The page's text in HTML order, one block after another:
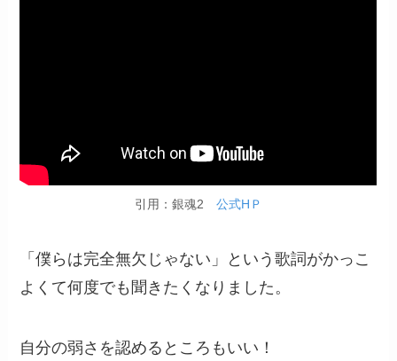
引用：銀魂2 公式HＰ
「僕らは完全無欠じゃない」という歌詞がかっこ
よくて何度でも聞きたくなりました。
自分の弱さを認めるところもいい！